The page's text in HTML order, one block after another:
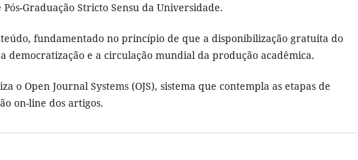
Graduação Stricto Sensu da Universidade.
fundamentado no princípio de que a disponibilização gratuita do
e a circulação mundial da produção acadêmica.
o Open Journal Systems (OJS), sistema que contempla as etapas de
on-line dos artigos.